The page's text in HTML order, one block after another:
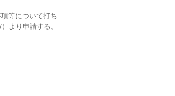
等について打ち
より申請する。